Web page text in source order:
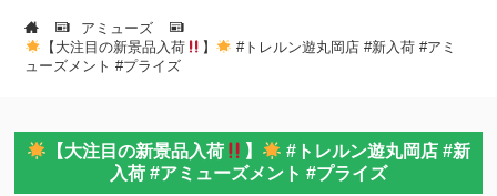
アミューズ
【大注目の新景品入荷
】
#トレルン遊丸岡店 #新入荷 #アミ
ューズメント #プライズ
【大注目の新景品入荷 】
#トレルン遊丸岡店 #新
入荷 #アミューズメント #プライズ